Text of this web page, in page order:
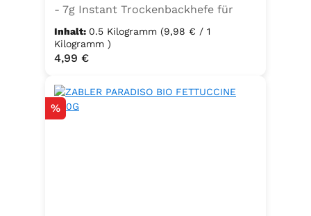
- 7g Instant Trockenbackhefe für
500g Weizenmehl, entspricht 25g
FrischhefeZutaten: Trockenbackhefe,
Emulgator Sorbitanmonostearat
Inhalt: 0.5 Kilogramm (9,98 € / 1
Kilogramm )
Regulärer Preis:
4,99 €
Rabatt
%